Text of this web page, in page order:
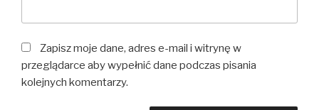
Zapisz moje dane, adres e-mail i witrynę w
przeglądarce aby wypełnić dane podczas pisania
kolejnych komentarzy.